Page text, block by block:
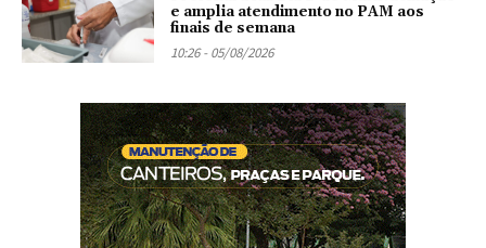
e amplia atendimento no PAM aos
finais de semana
10:26 - 05/08/2026